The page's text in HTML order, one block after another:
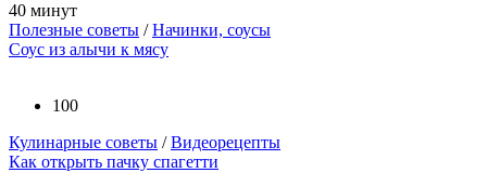
40 минут
Полезные советы /Начинки, соусы
Соус из алычи к мясу
100
Кулинарные советы /Видеорецепты
Как открыть пачку спагетти